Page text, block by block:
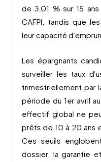
de 3,01 % sur 15
CAFPI, tandis que
leur capacité
Les épargnants
surveiller les taux
trimestriellement par
période du 1er avril
effectif global ne
prêts de 10 à 20 ans
Ces seuils
dossier, la garantie